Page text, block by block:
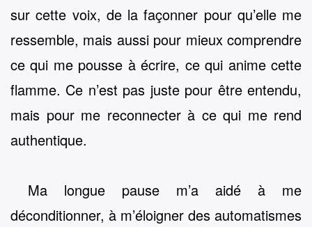
sur cette voix, de la façonner pour qu’elle me
ressemble, mais aussi pour mieux comprendre
ce qui me pousse à écrire, ce qui anime cette
flamme. Ce n’est pas juste pour être entendu,
mais pour me reconnecter à ce qui me rend
authentique.
Ma longue pause m’a aidé à me
déconditionner, à m’éloigner des automatismes